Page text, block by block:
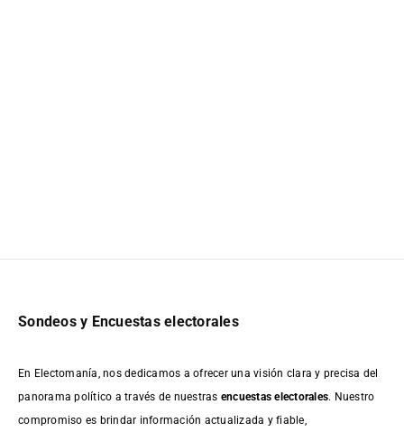
Sondeos y Encuestas electorales
En Electomanía, nos dedicamos a ofrecer una visión clara y precisa del
panorama político a través de nuestras encuestas electorales. Nuestro
compromiso es brindar información actualizada y fiable,